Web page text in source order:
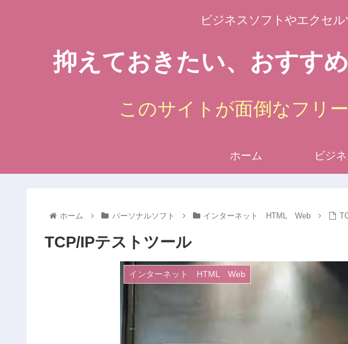
ビジネスソフトやエクセ
抑えておきたい、おすす
このサイトが面倒なフリ
ホーム ビジ
ホーム パーソナルソフト インターネット HTML Web
TCP/IPテストツール
インターネット HTML Web